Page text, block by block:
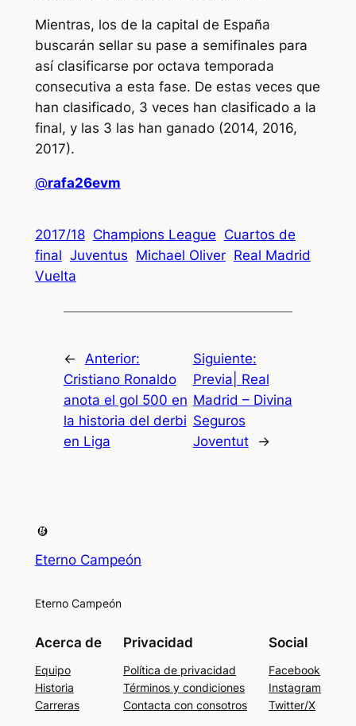
Mientras, los de la capital de España
buscarán sellar su pase a semifinales para
así clasificarse por octava temporada
consecutiva a esta fase. De estas veces que
han clasificado, 3 veces han clasificado a la
final, y las 3 las han ganado (2014, 2016,
2017).
@rafa26evm
2017/18 Champions League Cuartos de
final Juventus Michael Oliver Real Madrid
Vuelta
←
Anterior:
Cristiano Ronaldo
anota el gol 500 en
la historia del derbi
en Liga
Siguiente:
Previa| Real
Madrid – Divina
Seguros
Joventut
→
Eterno Campeón
Eterno Campeón
Acerca de
Equipo
Historia
Carreras
Privacidad
Política de privacidad
Términos y condiciones
Contacta con consotros
Social
Facebook
Instagram
Twitter/X